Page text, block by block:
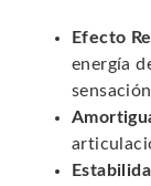
Efecto
energía